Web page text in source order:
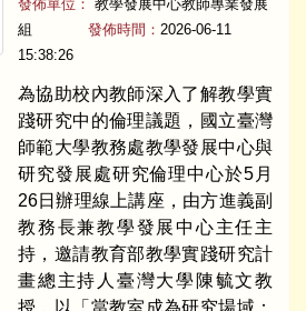
發佈單位： 教學發展中心教師專業發展
組
發佈時間： 2026-06-11
15:38:26
為協助校內教師深入了解教學實
踐研究中的倫理議題，國立臺灣
師範大學教務處教學發展中心與
研究發展處研究倫理中心於5月
26日辦理線上講座，由方進義副
教務長兼教學發展中心主任主
持，邀請教育部教學實踐研究計
畫總主持人臺灣大學陳毓文教
授，以「當教室成為研究場域：